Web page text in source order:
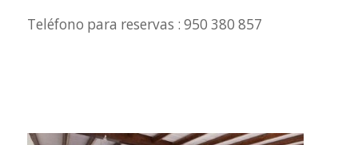
Teléfono para reservas : 950 380 857